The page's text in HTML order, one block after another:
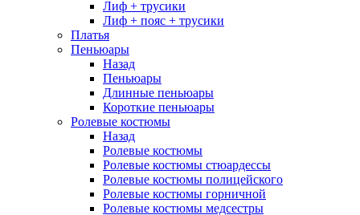
Лиф + трусики
Лиф + пояс + трусики
Платья
Пеньюары
Назад
Пеньюары
Длинные пеньюары
Короткие пеньюары
Ролевые костюмы
Назад
Ролевые костюмы
Ролевые костюмы стюардессы
Ролевые костюмы полицейского
Ролевые костюмы горничной
Ролевые костюмы медсестры